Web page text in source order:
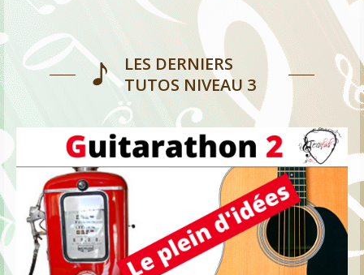
LES DERNIERS
TUTOS NIVEAU 3
Guitarathon suite – 64 idées chansons françaises
Tous niveaux